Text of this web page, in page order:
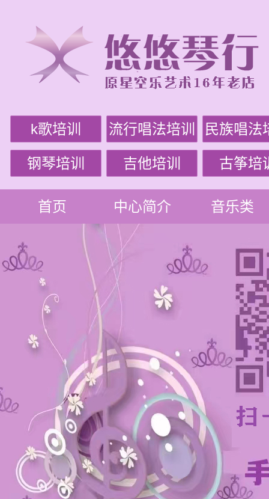
k歌培训 流行唱法培训 民族唱法
钢琴培训 吉他培训 古筝培
首页 中心简介 音乐类